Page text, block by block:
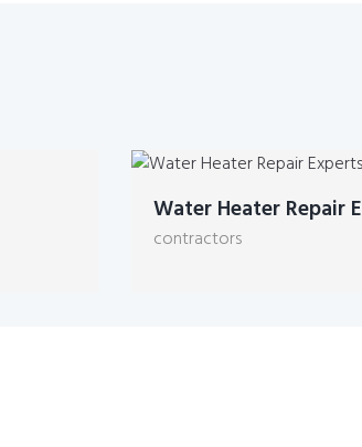
Water Heater Repair
contractors